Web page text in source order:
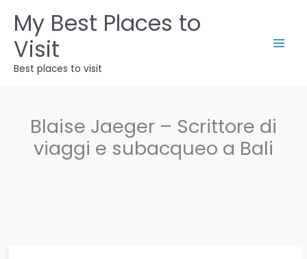
contenuto
My Best Places to
Visit
Best places to visit
Blaise Jaeger – Scrittore di
viaggi e subacqueo a Bali